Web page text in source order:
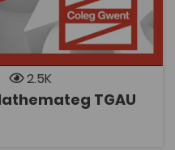
2.5K
TGAU
ar gyfer yr haen
am rannu'r pecynnau.